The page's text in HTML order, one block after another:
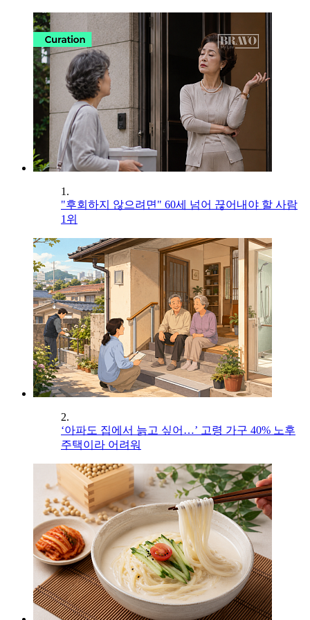
1.
"후회하지 않으려면" 60세 넘어 끊어내야 할 사람
1위
2.
‘아파도 집에서 늙고 싶어…’ 고령 가구 40% 노후
주택이라 어려워